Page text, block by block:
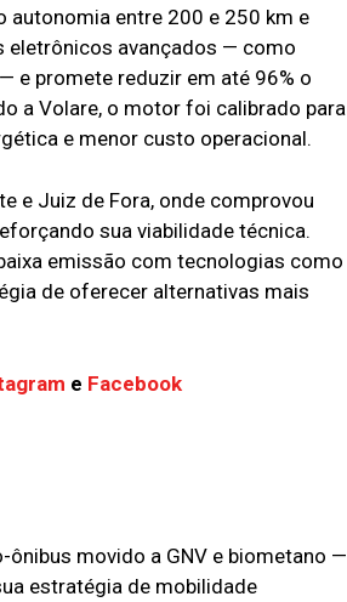
autonomia entre 200 e 250 km e
eletrônicos avançados — como
e promete reduzir em até 96% o
a Volare, o motor foi calibrado para
e menor custo operacional.
e Juiz de Fora, onde comprovou
sua viabilidade técnica.
emissão com tecnologias como
de oferecer alternativas mais
e Facebook
movido a GNV e biometano —
estratégia de mobilidade